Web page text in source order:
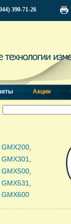
390-71-26
Акции
GMX200
GMX301
GMX500
GMX531
GMX600